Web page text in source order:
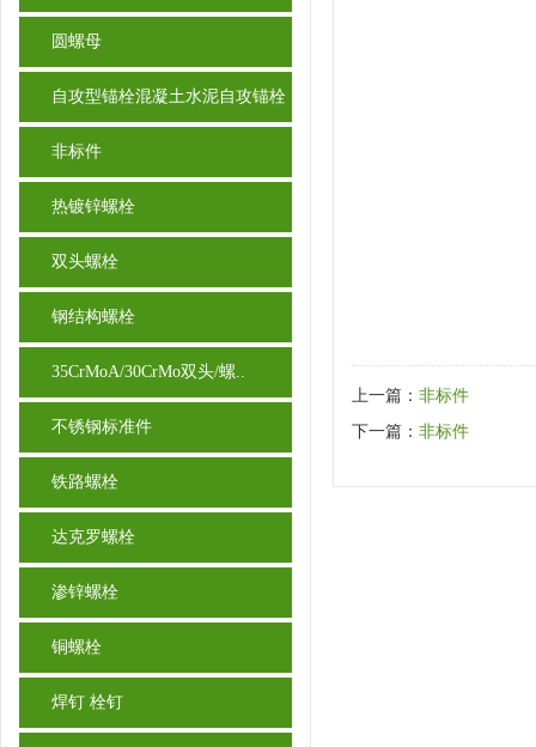
圆螺母
自攻型锚栓混凝土水泥自攻锚栓
非标件
热镀锌螺栓
双头螺栓
钢结构螺栓
35CrMoA/30CrMo双头/螺..
不锈钢标准件
铁路螺栓
达克罗螺栓
渗锌螺栓
铜螺栓
焊钉 栓钉
上一篇： 非标件
下一篇： 非标件